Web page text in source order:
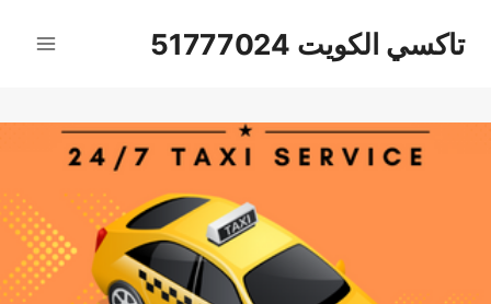
تاكسي الكويت 51777024